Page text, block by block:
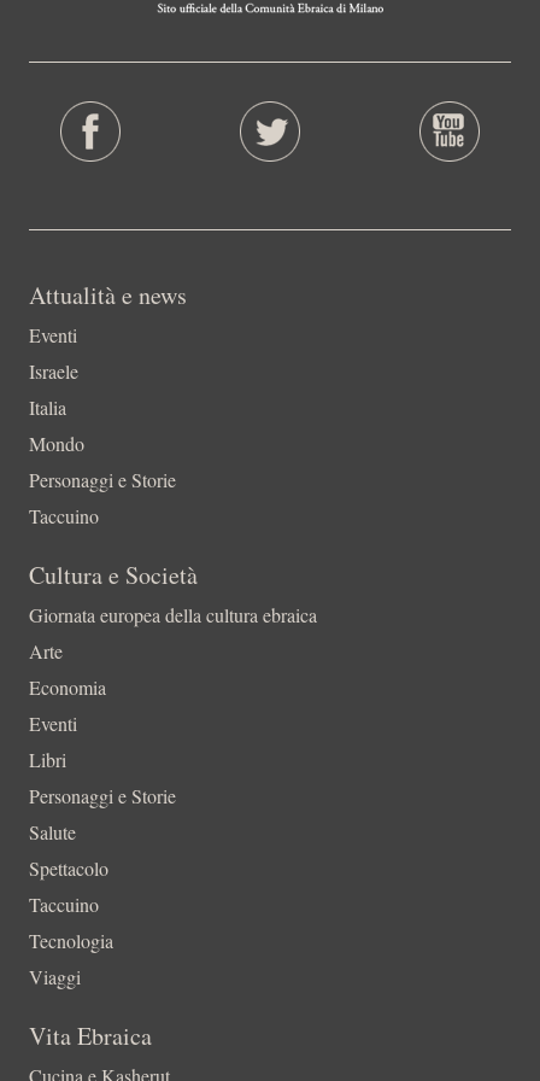
Attualità e news
Eventi
Israele
Italia
Mondo
Personaggi e Storie
Taccuino
Cultura e Società
Giornata europea della cultura ebraica
Arte
Economia
Eventi
Libri
Personaggi e Storie
Salute
Spettacolo
Taccuino
Tecnologia
Viaggi
Vita Ebraica
Cucina e Kasherut